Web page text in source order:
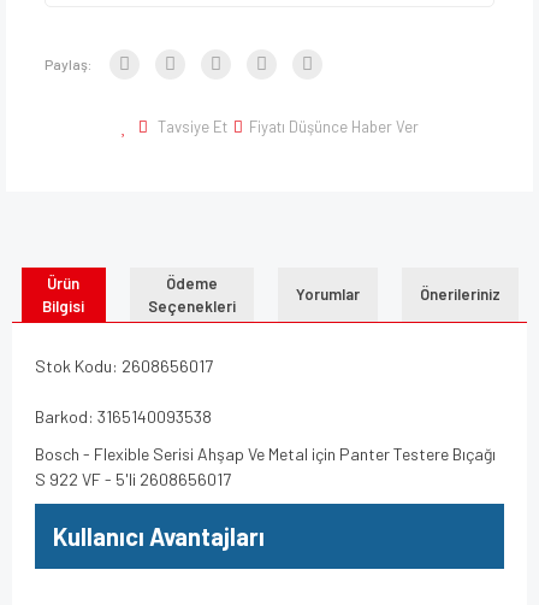
Paylaş:
Tavsiye Et Fiyatı Düşünce Haber Ver
Ürün
Bilgisi
Ödeme
Seçenekleri
Yorumlar Önerileriniz
Stok Kodu: 2608656017
Barkod: 3165140093538
Bosch - Flexible Serisi Ahşap Ve Metal için Panter Testere Bıçağı
S 922 VF - 5'li 2608656017
Kullanıcı Avantajları